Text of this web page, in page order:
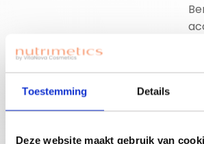
Toestemming Details
Deze website maakt gebruik van
Join for free!
Bouw je eigen